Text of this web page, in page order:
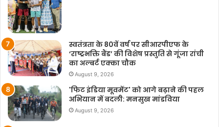
स्वतंत्रता के 80वें वर्ष पर सीआरपीएफ के
‘राष्ट्रभक्ति बैंड’ की विशेष प्रस्तुति से गूंजा रांची
का अल्बर्ट एक्का चौक
August 9, 2026
'फिट इंडिया मूवमेंट' को आगे बढ़ाने की पहल
अभियान में बदली: मनसुख मांडविया
August 9, 2026